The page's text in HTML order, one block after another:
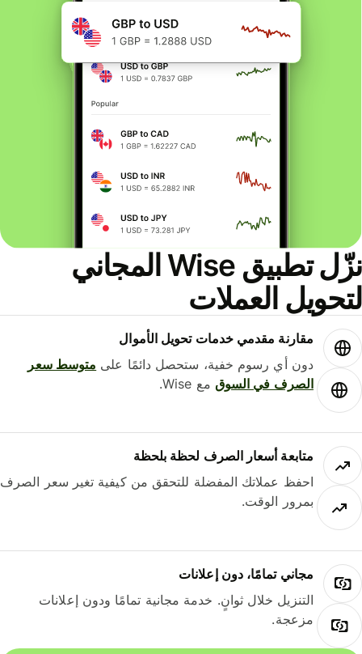
نزّل تطبيق Wise المجاني
لتحويل العملات
مقارنة مقدمي خدمات تحويل الأموال
دون أي رسوم خفية، ستحصل دائمًا على متوسط ​​سعر
الصرف في السوق مع Wise.
متابعة أسعار الصرف لحظة بلحظة
احفظ عملاتك المفضلة للتحقق من كيفية تغير سعر الصرف
بمرور الوقت.
مجاني تمامًا، دون إعلانات
التنزيل خلال ثوانٍ. خدمة مجانية تمامًا ودون إعلانات
مزعجة.